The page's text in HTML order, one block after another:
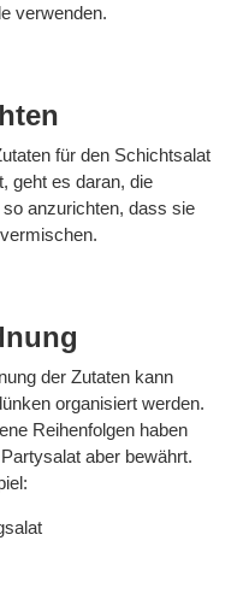
verwenden.
für den Schichtsalat
geht es daran, die
anzurichten, dass sie
der Zutaten kann
organisiert werden.
Reihenfolgen haben
aber bewährt.